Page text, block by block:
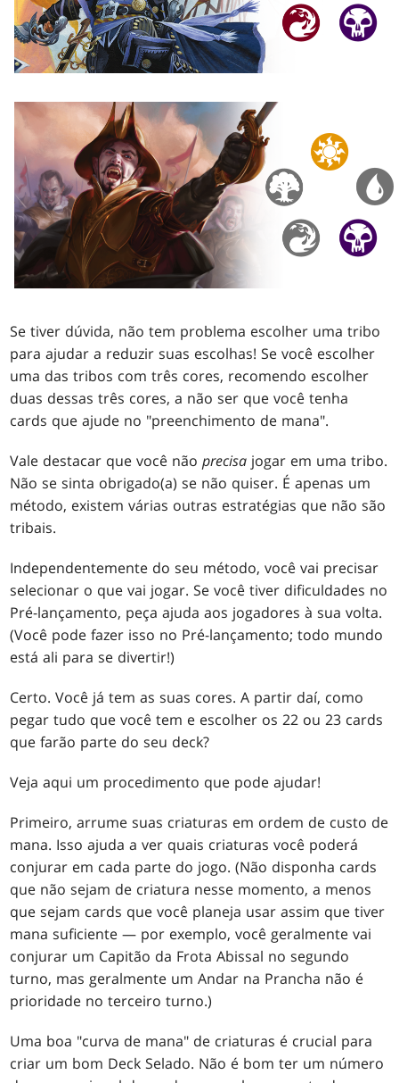
Se tiver dúvida, não tem problema escolher uma tribo
para ajudar a reduzir suas escolhas! Se você escolher
uma das tribos com três cores, recomendo escolher
duas dessas três cores, a não ser que você tenha
cards que ajude no "preenchimento de mana".
Vale destacar que você nãoprecisa jogar em uma tribo.
Não se sinta obrigado(a) se não quiser. É apenas um
método, existem várias outras estratégias que não são
tribais.
Independentemente do seu método, você vai precisar
selecionar o que vai jogar. Se você tiver dificuldades no
Pré-lançamento, peça ajuda aos jogadores à sua volta.
(Você pode fazer isso no Pré-lançamento; todo mundo
está ali para se divertir!)
Certo. Você já tem as suas cores. A partir daí, como
pegar tudo que você tem e escolher os 22 ou 23 cards
que farão parte do seu deck?
Veja aqui um procedimento que pode ajudar!
Primeiro, arrume suas criaturas em ordem de custo de
mana. Isso ajuda a ver quais criaturas você poderá
conjurar em cada parte do jogo. (Não disponha cards
que não sejam de criatura nesse momento, a menos
que sejam cards que você planeja usar assim que tiver
mana suficiente — por exemplo, você geralmente vai
conjurar um Capitão da Frota Abissal no segundo
turno, mas geralmente um Andar na Prancha não é
prioridade no terceiro turno.)
Uma boa "curva de mana" de criaturas é crucial para
criar um bom Deck Selado. Não é bom ter um número